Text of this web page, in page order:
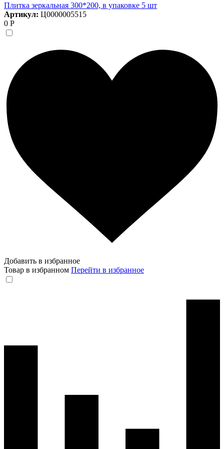
Плитка зеркальная 300*200, в упаковке 5 шт
Артикул: Ц0000005515
0 Р
Добавить в избранное
Товар в избранном Перейти в избранное